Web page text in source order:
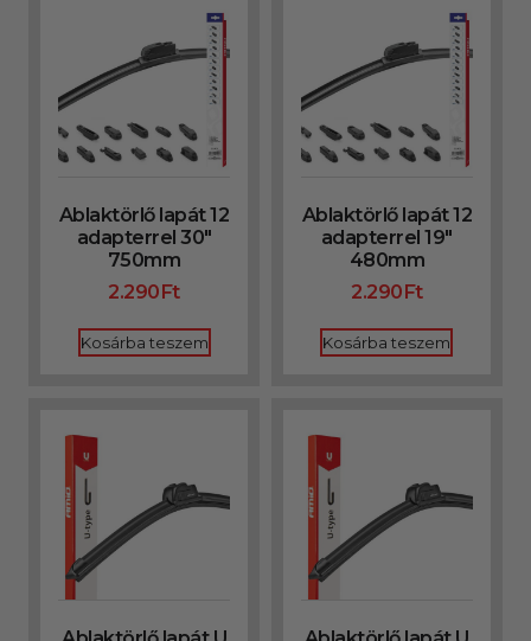
Ablaktörlő lapát 12
adapterrel 30″
750mm
2.290Ft
Kosárba teszem
Ablaktörlő lapát 12
adapterrel 19″
480mm
2.290Ft
Kosárba teszem